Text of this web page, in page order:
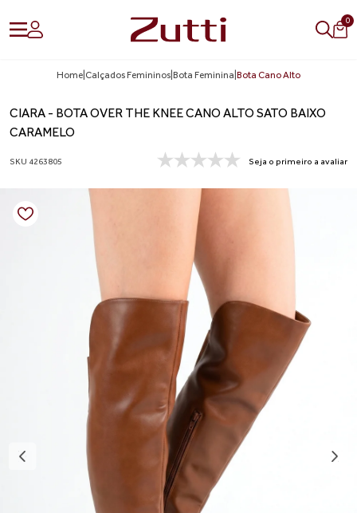
0
Home Calçados Femininos Bota Feminina Bota Cano Alto
CIARA - BOTA OVER THE KNEE CANO ALTO SATO BAIXO
CARAMELO
SKU 4263805 Seja o primeiro a avaliar